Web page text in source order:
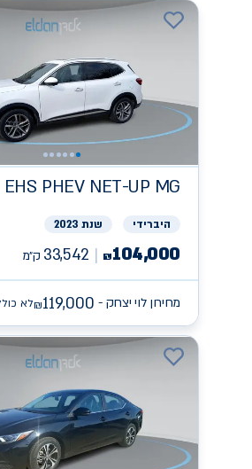
MG
EHS PHEV NET-UP
היברידי שנת 2023
₪104,000
33,542 ק״מ
מחירון לוי יצחק - ₪119,000 לא